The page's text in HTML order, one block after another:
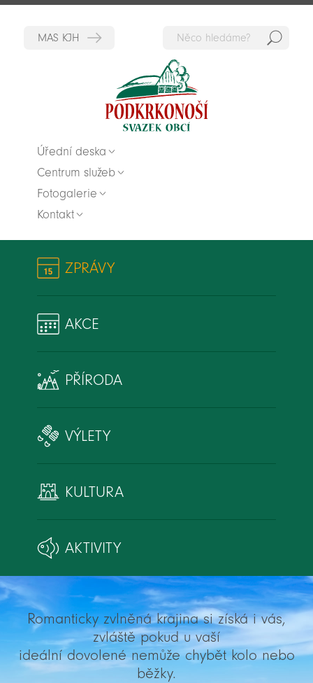
Úřední deska
Centrum služeb
Fotogalerie
Kontakt
ZPRÁVY
AKCE
PŘÍRODA
VÝLETY
KULTURA
AKTIVITY
Romanticky zvlněná krajina si získá i vás,
zvláště pokud u vaší
ideální dovolené nemůže chybět kolo nebo
běžky.